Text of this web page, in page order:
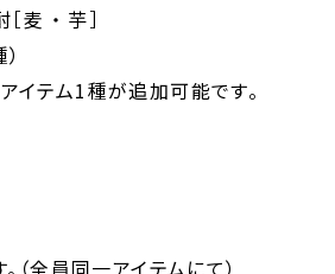
麦 ・ 芋］
イテム1種が追加可能です。
全員同一アイテムにて）